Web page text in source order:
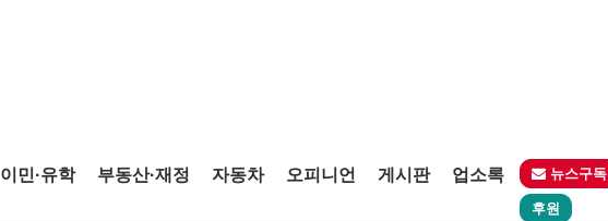
이민·유학 부동산·재정 자동차 오피니언 게시판 업소록 뉴스구독
후원